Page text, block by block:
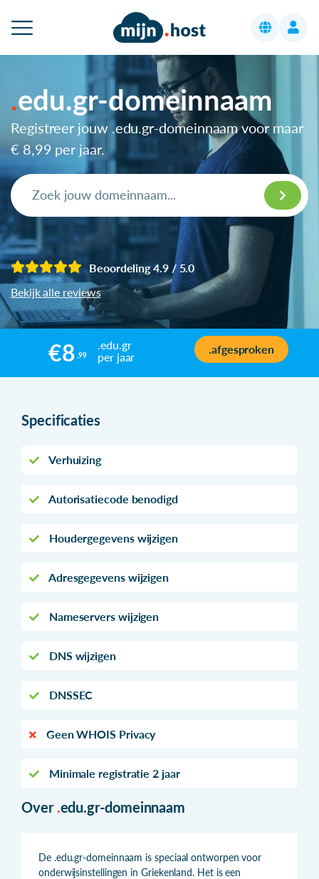
edu.gr-domeinnaam
Registreer jouw .edu.gr-domeinnaam voor maar
€ 8,99 per jaar.
Beoordeling 4.9 / 5.0
Bekijk alle reviews
€8 ,99
.edu.gr
per jaar
.afgesproken
Specificaties
Verhuizing
Autorisatiecode benodigd
Houdergegevens wijzigen
Adresgegevens wijzigen
Nameservers wijzigen
DNS wijzigen
DNSSEC
Geen WHOIS Privacy
Minimale registratie 2 jaar
Over .edu.gr-domeinnaam
De .edu.gr-domeinnaam is speciaal ontworpen voor
onderwijsinstellingen in Griekenland. Het is een